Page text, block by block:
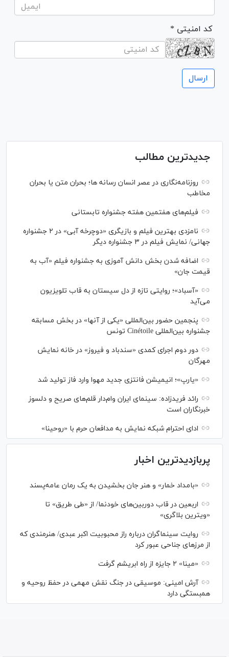
* کد امنیتی
جدیدترین مطالب
روزنامه‌نگاری در عصر انسان رسانه ها؛ بحران متن یا بحران
مخاطب
فیلم‌های هفتمین هفته جشنواره تابستانی
نامزدی بهترین فیلم و بازیگری «دوچرخه آبی» در ۲ جشنواره
جهانی/ نمایش فیلم در ۳ جشنواره دیگر
اضافه شدن بخش دانش آموزی به جشنواره فیلم «آب به
قیمت جان»
«آسباد»؛ روایتی تازه از دل سیستان به قاب تلویزیون
می‌آید
پنجمین حضور بین‌المللی «یکی از آنها» در بخش مسابقه
جشنواره بین‌المللی Cinétoile تونس
دور دوم اجرای کمدی «سندباد و فیروز» در خانه نمایش
مهرگان
«یارپ»؛ انیمیشن فانتزی جدید مهوا وارد فاز تولید شد
رائد فریدزاده: سینمای ایران وام‌دار قلم‌های صریح و دلسوز
خبرنگاران است
ادای احترام شبکه نمایش به مدافعان حرم با «روحینا»
پربازدیدترین اخبار
«بامداد خمار» و هنر جان بخشیدن به یک رمان عامه‌پسند
اربعین در قاب دوربین‌های خودنما/ از «طی طریق» تا
«ویترین بلاگری»
روایت سینماگران درباره راز محبوبیت اکبر عبدی/ هنرمندی که
از مرزهای جناحی عبور کرد
«مینا» ۲ جایزه از راه ابریشم گرفت
آرش امینی: موسیقی در جنگ نقش مهمی در حفظ روحیه و
همبستگی دارد